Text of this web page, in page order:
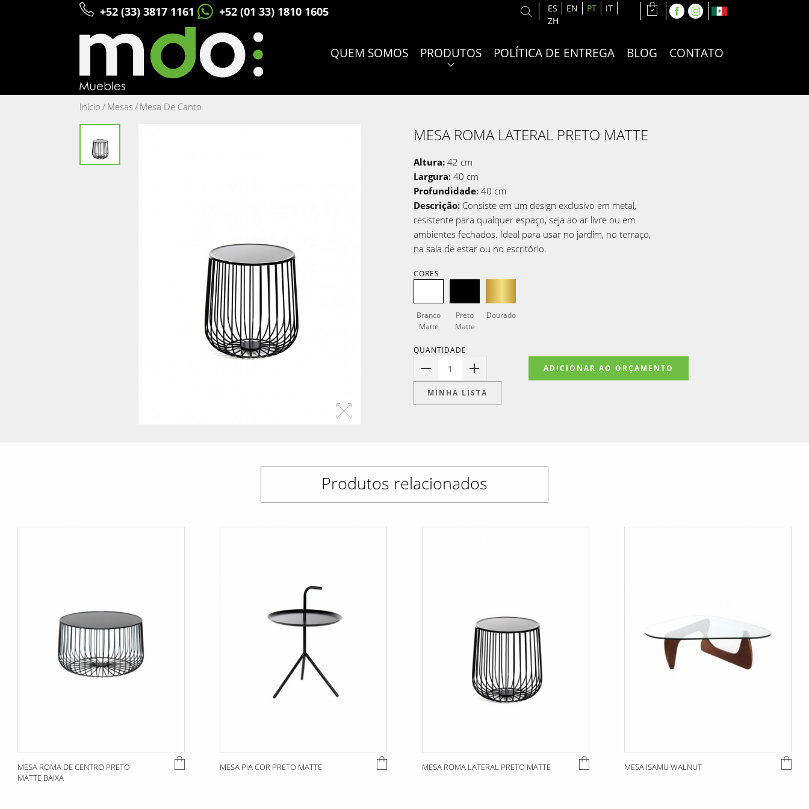
+52 (33) 3817 1161 +52 (01 33) 1810 1605 ES EN PT
IT
ZH
QUEM SOMOS PRODUTOS POLÍTICA DE ENTREGA BLOG CONTATO
Início / Mesas/ Mesa De Canto
MESA ROMA LATERAL PRETO MATTE
Altura: 42 cm
Largura: 40 cm
Profundidade: 40 cm
Descrição: Consiste em um design exclusivo em metal,
resistente para qualquer espaço, seja ao ar livre ou em
ambientes fechados. Ideal para usar no jardim, no terraço,
na sala de estar ou no escritório.
CORES
Branco
Matte
Preto
Matte
Dourado
QUANTIDADE
1 ADICIONAR AO ORÇAMENTO
MINHA LISTA
Produtos relacionados
MESA ROMA DE CENTRO PRETO
MATTE BAIXA
MESA PIA COR PRETO MATTE MESA ROMA LATERAL PRETO MATTE MESA ISAMU WALNUT